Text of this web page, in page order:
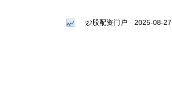
炒股配资门户 2025-08-